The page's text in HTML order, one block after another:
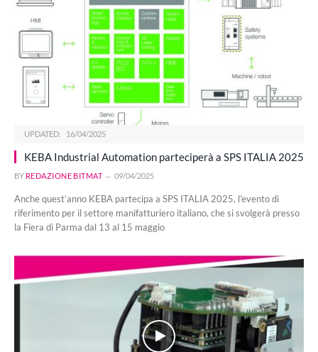
UPDATED: 16/04/2025
KEBA Industrial Automation parteciperà a SPS ITALIA 2025
BY REDAZIONE BITMAT 09/04/2025
Anche quest’anno KEBA partecipa a SPS ITALIA 2025, l’evento di
riferimento per il settore manifatturiero italiano, che si svolgerà presso
la Fiera di Parma dal 13 al 15 maggio